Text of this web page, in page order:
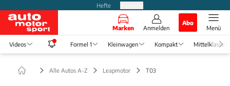
Hefte
Marken Anmelden
Abo
Menü
Videos Formel 1 Kleinwagen Kompakt Mittelklasse
Alle Autos A-Z Leapmotor T03